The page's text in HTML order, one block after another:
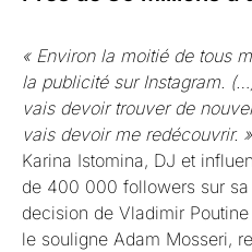
« Environ la moitié de tous
la publicité sur Instagram.
vais devoir trouver de
vais devoir me redécouvrir. »
Karina Istomina, DJ et
de 400 000 followers sur sa
decision de Vladimir
le souligne Adam Mosseri,